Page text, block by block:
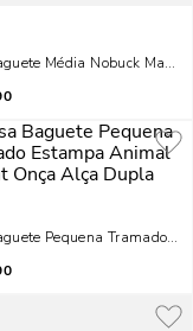
Média Nobuck
Pequena Tramado